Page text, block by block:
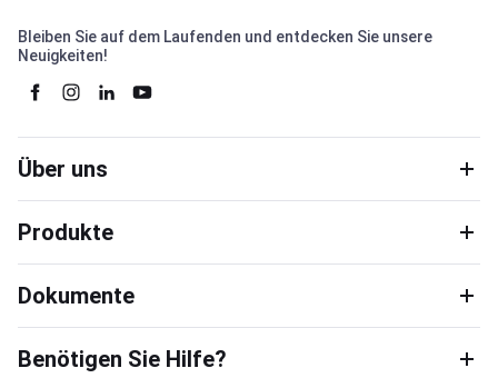
Bleiben Sie auf dem Laufenden und entdecken Sie unsere
Neuigkeiten!
Über uns
Produkte
Dokumente
Benötigen Sie Hilfe?